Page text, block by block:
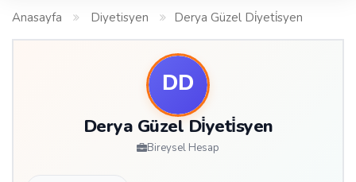
Anasayfa Diyetisyen Derya Güzel Di̇yeti̇syen
Derya Güzel Di̇yeti̇syen
Bireysel Hesap